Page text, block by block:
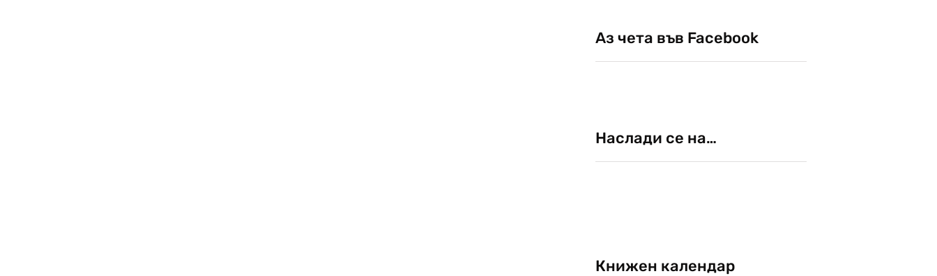
Аз чета във Facebook
Наслади се на…
Книжен календар